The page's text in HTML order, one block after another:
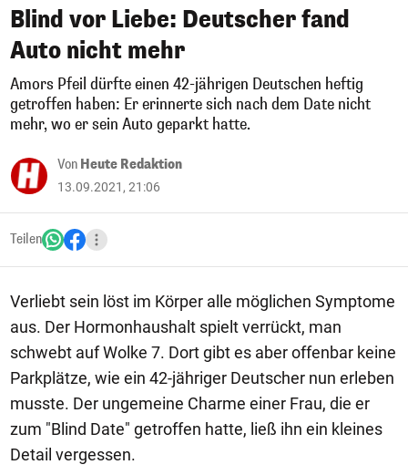
Blind vor Liebe: Deutscher fand
Auto nicht mehr
Amors Pfeil dürfte einen 42-jährigen Deutschen heftig
getroffen haben: Er erinnerte sich nach dem Date nicht
mehr, wo er sein Auto geparkt hatte.
Von Heute Redaktion
13.09.2021, 21:06
Teilen
Verliebt sein löst im Körper alle möglichen Symptome
aus. Der Hormonhaushalt spielt verrückt, man
schwebt auf Wolke 7. Dort gibt es aber offenbar keine
Parkplätze, wie ein 42-jähriger Deutscher nun erleben
musste. Der ungemeine Charme einer Frau, die er
zum "Blind Date" getroffen hatte, ließ ihn ein kleines
Detail vergessen.